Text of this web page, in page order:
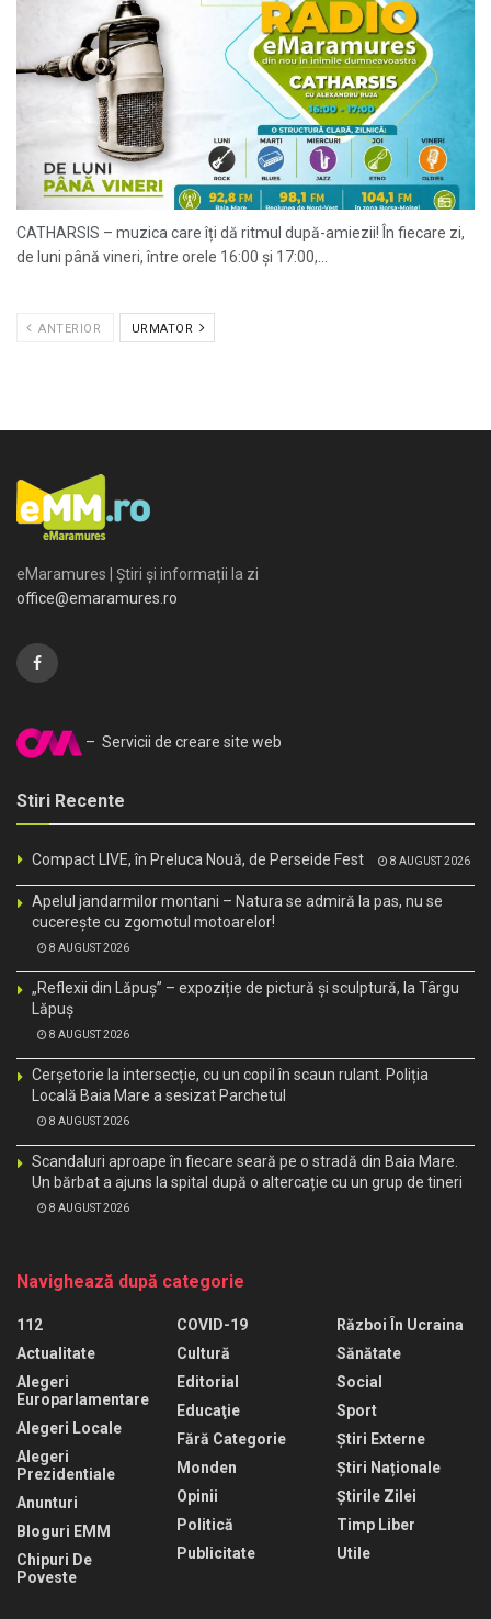
CATHARSIS – muzica care îți dă ritmul după-amiezii! În fiecare zi,
de luni până vineri, între orele 16:00 și 17:00,...
ANTERIOR URMATOR
eMaramures | Știri și informații la zi
office@emaramures.ro
– Servicii de creare site web
Stiri Recente
Compact LIVE, în Preluca Nouă, de Perseide Fest 8 AUGUST 2026
Apelul jandarmilor montani – Natura se admiră la pas, nu se
cucerește cu zgomotul motoarelor!
8 AUGUST 2026
„Reflexii din Lăpuș” – expoziție de pictură și sculptură, la Târgu
Lăpuș
8 AUGUST 2026
Cerșetorie la intersecție, cu un copil în scaun rulant. Poliția
Locală Baia Mare a sesizat Parchetul
8 AUGUST 2026
Scandaluri aproape în fiecare seară pe o stradă din Baia Mare.
Un bărbat a ajuns la spital după o altercație cu un grup de tineri
8 AUGUST 2026
Navighează după categorie
112
Actualitate
Alegeri
Europarlamentare
Alegeri Locale
Alegeri
Prezidentiale
Anunturi
Bloguri EMM
Chipuri De
Poveste
COVID-19
Cultură
Editorial
Educaţie
Fără Categorie
Monden
Opinii
Politică
Publicitate
Război În Ucraina
Sănătate
Social
Sport
Știri Externe
Știri Naționale
Știrile Zilei
Timp Liber
Utile